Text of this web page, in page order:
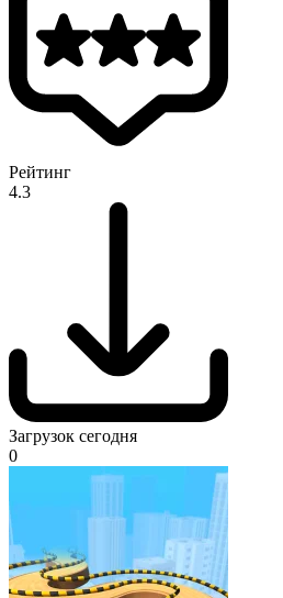
Рейтинг
4.3
Загрузок сегодня
0